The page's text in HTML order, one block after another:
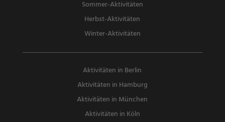
Sommer-Aktivitäten
Herbst-Aktivitäten
Winter-Aktivitäten
Aktivitäten in Berlin
Aktivitäten in Hamburg
Aktivitäten in München
Aktivitäten in Köln